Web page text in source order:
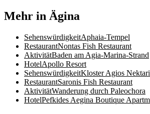
Mehr in Ägina
SehenswürdigkeitAphaia-Tempel
RestaurantNontas Fish Restaurant
AktivitätBaden am Agia-Marina-Strand
HotelApollo Resort
SehenswürdigkeitKloster Agios
RestaurantSaronis Fish Restaurant
AktivitätWanderung durch Paleochora
HotelPefkides Aegina Boutique